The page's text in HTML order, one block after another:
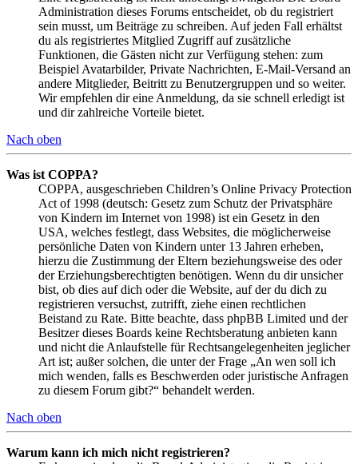
Administration dieses Forums entscheidet, ob du registriert
sein musst, um Beiträge zu schreiben. Auf jeden Fall erhältst
du als registriertes Mitglied Zugriff auf zusätzliche
Funktionen, die Gästen nicht zur Verfügung stehen: zum
Beispiel Avatarbilder, Private Nachrichten, E-Mail-Versand an
andere Mitglieder, Beitritt zu Benutzergruppen und so weiter.
Wir empfehlen dir eine Anmeldung, da sie schnell erledigt ist
und dir zahlreiche Vorteile bietet.
Nach oben
Was ist COPPA?
COPPA, ausgeschrieben Children’s Online Privacy Protection
Act of 1998 (deutsch: Gesetz zum Schutz der Privatsphäre
von Kindern im Internet von 1998) ist ein Gesetz in den
USA, welches festlegt, dass Websites, die möglicherweise
persönliche Daten von Kindern unter 13 Jahren erheben,
hierzu die Zustimmung der Eltern beziehungsweise des oder
der Erziehungsberechtigten benötigen. Wenn du dir unsicher
bist, ob dies auf dich oder die Website, auf der du dich zu
registrieren versuchst, zutrifft, ziehe einen rechtlichen
Beistand zu Rate. Bitte beachte, dass phpBB Limited und der
Besitzer dieses Boards keine Rechtsberatung anbieten kann
und nicht die Anlaufstelle für Rechtsangelegenheiten jeglicher
Art ist; außer solchen, die unter der Frage „An wen soll ich
mich wenden, falls es Beschwerden oder juristische Anfragen
zu diesem Forum gibt?“ behandelt werden.
Nach oben
Warum kann ich mich nicht registrieren?